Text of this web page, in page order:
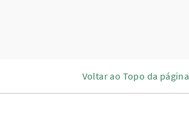
Voltar ao Topo da página